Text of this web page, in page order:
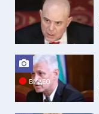
ВИДЕО